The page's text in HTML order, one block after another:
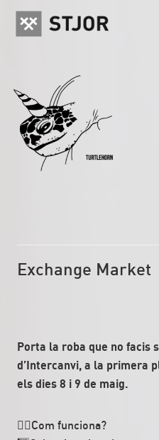
Exchange Market
Porta la roba que no facis
d’Intercanvi, a la primera
els dies 8 i 9 de maig.
👉🏼Com funciona?